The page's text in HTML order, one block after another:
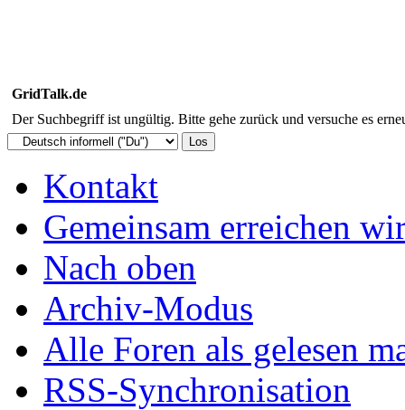
GridTalk.de
Der Suchbegriff ist ungültig. Bitte gehe zurück und versuche es
Kontakt
Gemeinsam erreichen
Nach oben
Archiv-Modus
Alle Foren als gelesen
RSS-Synchronisation